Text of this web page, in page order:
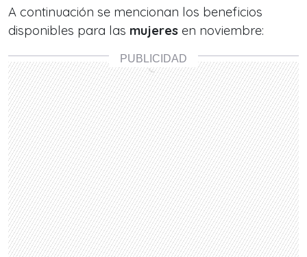
A continuación se mencionan los beneficios
disponibles para las mujeres en noviembre: